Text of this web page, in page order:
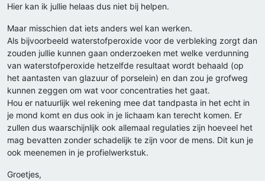
Hier kan ik jullie helaas dus niet bij helpen.
Maar misschien dat iets anders wel kan werken.
Als bijvoorbeeld waterstofperoxide voor de verbleking zorgt dan
zouden jullie kunnen gaan onderzoeken met welke verdunning
van waterstofperoxide hetzelfde resultaat wordt behaald (op
het aantasten van glazuur of porselein) en dan zou je grofweg
kunnen zeggen om wat voor concentraties het gaat.
Hou er natuurlijk wel rekening mee dat tandpasta in het echt in
je mond komt en dus ook in je lichaam kan terecht komen. Er
zullen dus waarschijnlijk ook allemaal regulaties zijn hoeveel het
mag bevatten zonder schadelijk te zijn voor de mens. Dit kun je
ook meenemen in je profielwerkstuk.
Groetjes,